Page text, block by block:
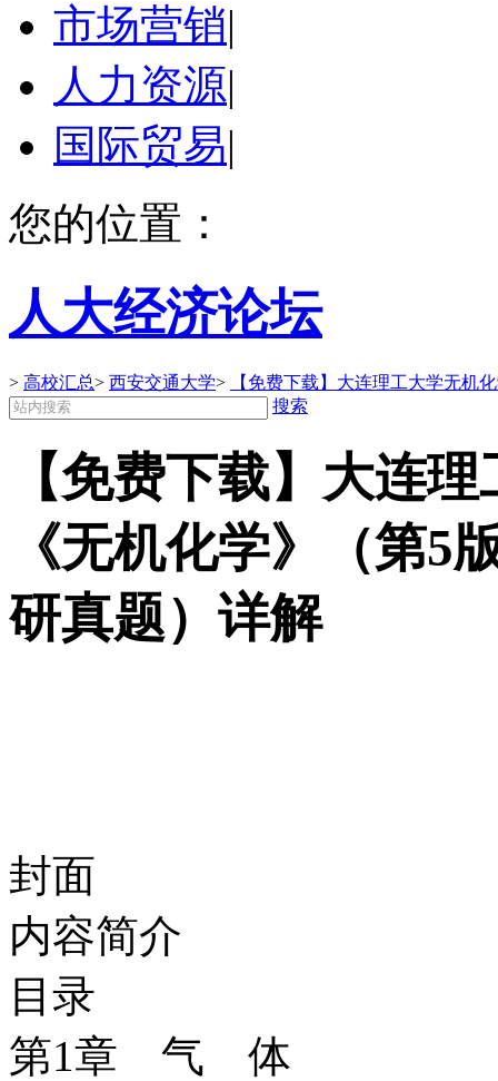
市场营销|
人力资源|
国际贸易|
您的位置：
人大经济论坛
> 高校汇总> 西安交通大学>
【免费下载】大连理工大学无机
搜索
【免费下载】大连
《无机化学》（第5
研真题）详解
封面
内容简介
目录
第1章 气 体